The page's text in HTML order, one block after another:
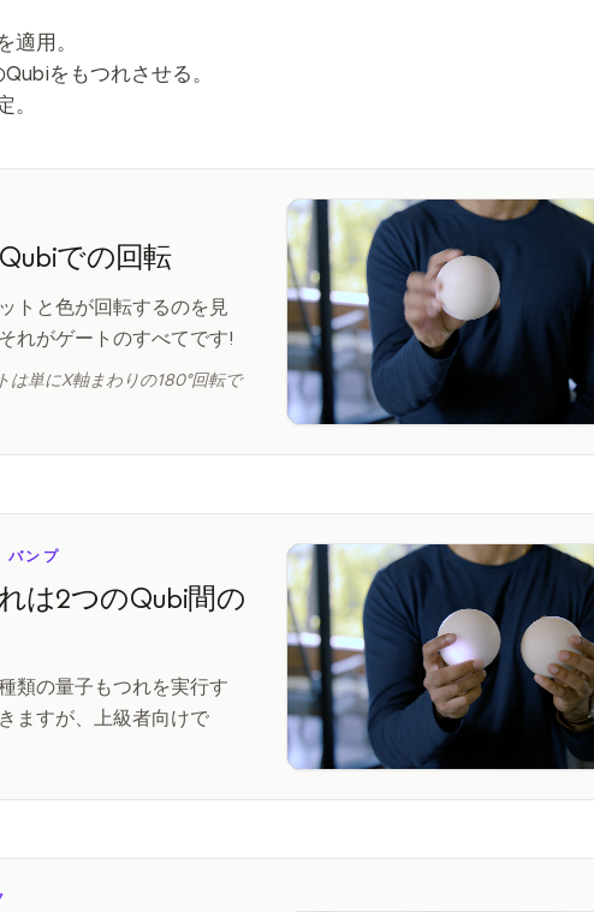
適用。
をもつれさせる。
。
での回転
トと色が回転するのを見
れがゲートのすべてです!
は単にX軸まわりの180°回転で
バンプ
は2つのQubi間の
類の量子もつれを実行す
ますが、上級者向けで